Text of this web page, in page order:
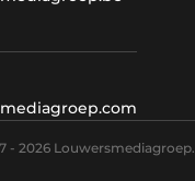
- 2026 Louwersmediagroep.